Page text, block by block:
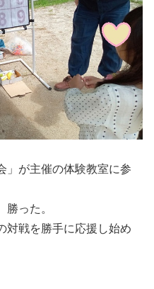
」が主催の体験教室に参
った。
対戦を勝手に応援し始め